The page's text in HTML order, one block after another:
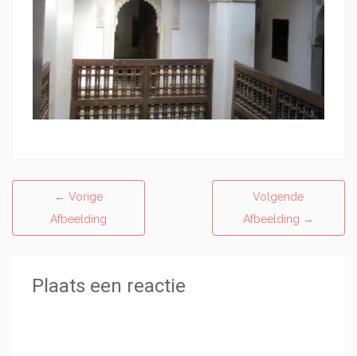
← Vorige
Afbeelding
Volgende
Afbeelding →
Plaats een reactie